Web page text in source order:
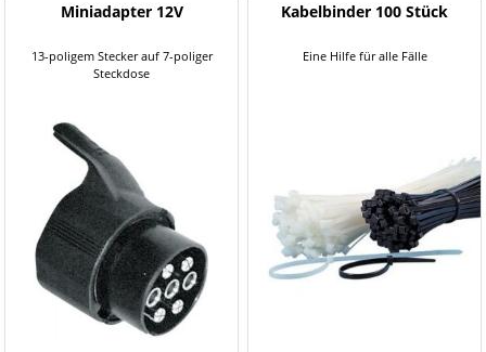
Miniadapter 12V
13-poligem Stecker auf 7-poliger
Steckdose
Kabelbinder 100 Stück
Eine Hilfe für alle Fälle